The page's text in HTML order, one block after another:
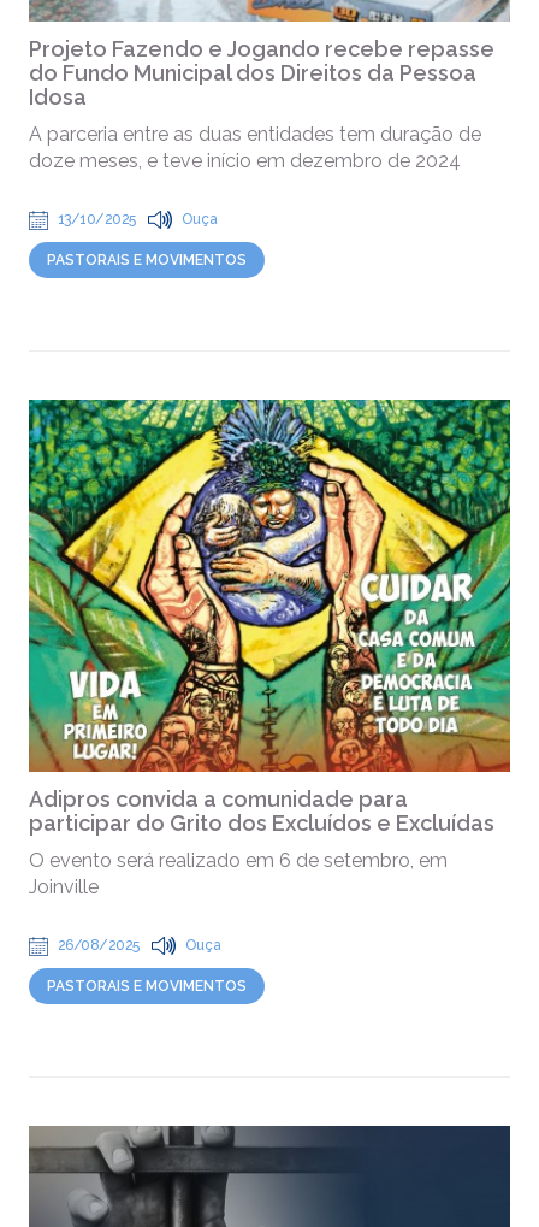
Projeto Fazendo e Jogando recebe repasse
do Fundo Municipal dos Direitos da Pessoa
Idosa
A parceria entre as duas entidades tem duração de
doze meses, e teve início em dezembro de 2024
13/10/2025 Ouça
PASTORAIS E MOVIMENTOS
Adipros convida a comunidade para
participar do Grito dos Excluídos e Excluídas
O evento será realizado em 6 de setembro, em
Joinville
26/08/2025 Ouça
PASTORAIS E MOVIMENTOS